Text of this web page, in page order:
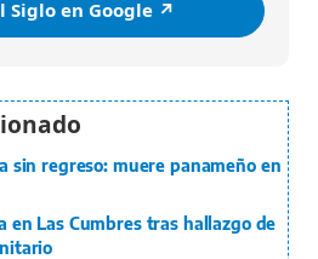
Siglo en Google ↗️
sin regreso: muere panameño en
en Las Cumbres tras hallazgo de